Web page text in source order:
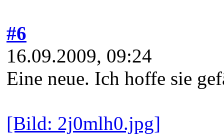
#6
16.09.2009, 09:24
Eine neue. Ich hoffe sie
[Bild: 2j0mlh0.jpg]